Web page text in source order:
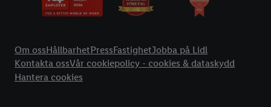
Om ossHållbarhetPressFastighetJobba på Lidl
Kontakta ossVår cookiepolicy - cookies & dataskydd
Hantera cookies